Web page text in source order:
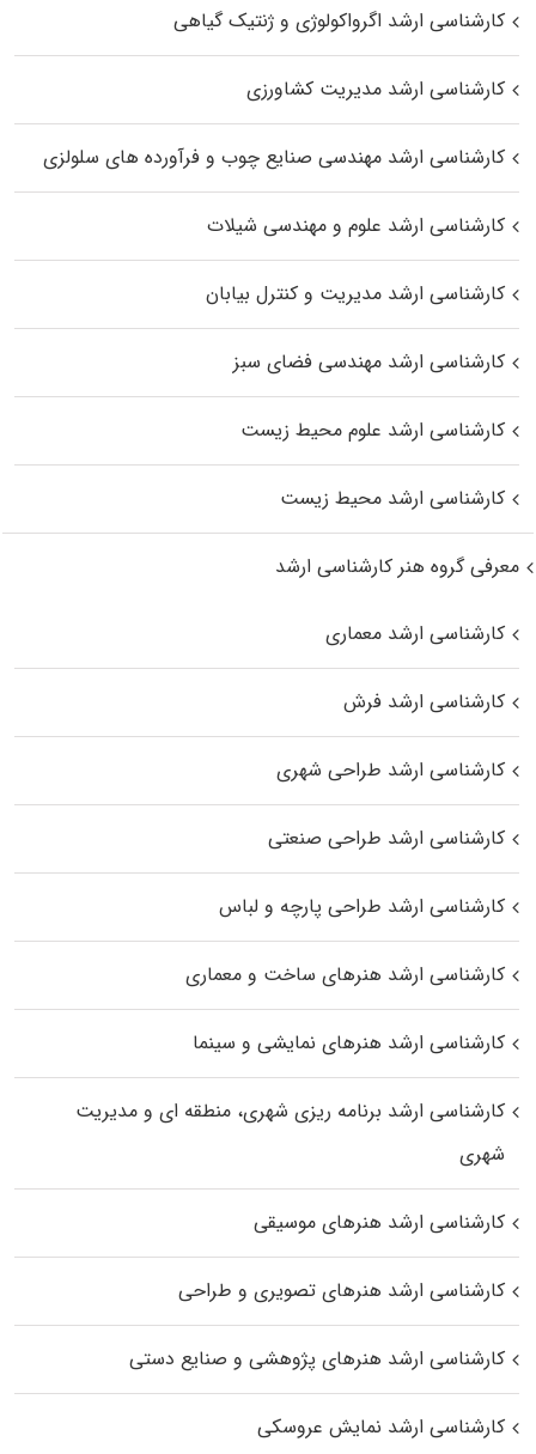
کارشناسی ارشد اگرواکولوژی و ژنتیک گیاهی
کارشناسی ارشد مدیریت کشاورزی
کارشناسی ارشد مهندسی صنایع چوب و فرآورده‌ های سلولزی
کارشناسی ارشد علوم و مهندسی شیلات
کارشناسی ارشد مدیریت و کنترل بیابان
کارشناسی ارشد مهندسی فضای سبز
کارشناسی ارشد علوم محیط‌ زیست
کارشناسی ارشد محیط زیست
معرفی گروه هنر کارشناسی ارشد
کارشناسی ارشد معماری
کارشناسی ارشد فرش
کارشناسی ارشد طراحی شهری
کارشناسی ارشد طراحی صنعتی
کارشناسی ارشد طراحی پارچه و لباس
کارشناسی ارشد هنرهای ساخت و معماری
کارشناسی ارشد هنرهای نمایشی و سینما
کارشناسی ارشد برنامه ریزی شهری، منطقه‌ ای و مدیریت
شهری
کارشناسی ارشد هنرهای موسیقی
کارشناسی ارشد هنرهای تصویری و طراحی
کارشناسی ارشد هنرهای پژوهشی و صنایع دستی
کارشناسی ارشد نمایش عروسکی